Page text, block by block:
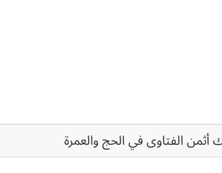
الفتاوى في الحج والعمرة